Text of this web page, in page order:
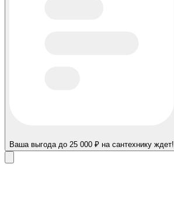
Ваша выгода до 25 000 ₽ на сантехнику ждет!